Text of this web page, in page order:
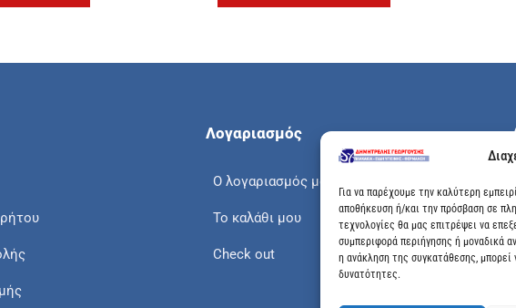
Για να παρέχουμε την καλύτερη
αποθήκευση ή/και την πρόσβαση σε
τεχνολογίες θα μας επιτρέψει να
συμπεριφορά περιήγησης ή μοναδικά
η ανάκληση της συγκατάθεσης, μπορεί
δυνατότητες.
Λογαριασμός
Ο λογαριασμός μου
Το καλάθι μου
Check out